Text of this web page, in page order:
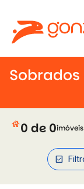
house0 de 0
check_box